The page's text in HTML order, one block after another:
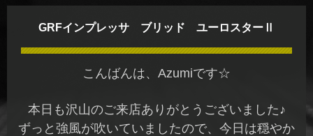
GRFインプレッサ ブリッド ユーロスターⅡ
こんばんは、Azumiです☆
本日も沢山のご来店ありがとうございました♪
ずっと強風が吹いていましたので、今日は穏やか